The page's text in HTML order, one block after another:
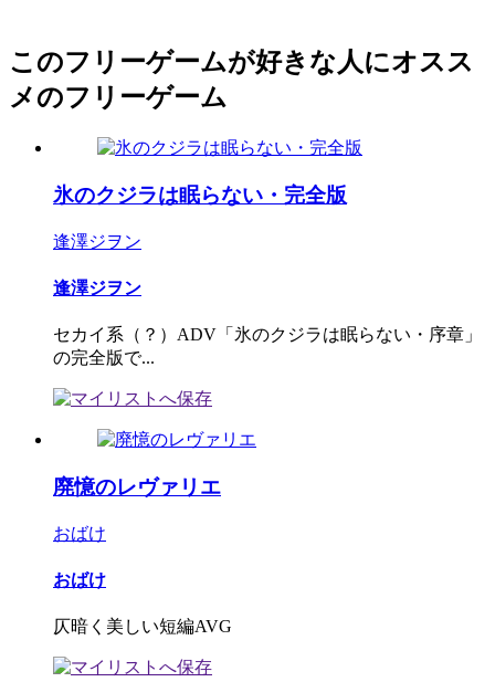
このフリーゲームが好きな人にオスス
メのフリーゲーム
氷のクジラは眠らない・完全版
逢澤ジヲン
逢澤ジヲン
セカイ系（？）ADV「氷のクジラは眠らない・序章」
の完全版で...
廃憶のレヴァリエ
おばけ
おばけ
仄暗く美しい短編AVG